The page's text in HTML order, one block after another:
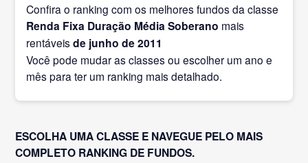
Confira o ranking com os melhores fundos da classe
Renda Fixa Duração Média Soberano mais
rentáveisde junho de 2011
Você pode mudar as classes ou escolher um ano e
mês para ter um ranking mais detalhado.
ESCOLHA UMA CLASSE E NAVEGUE PELO MAIS
COMPLETO RANKING DE FUNDOS.